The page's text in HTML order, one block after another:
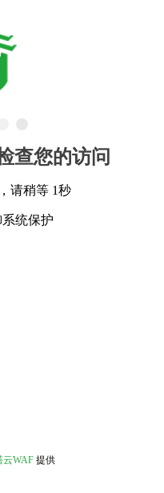
查您的访问
请稍等 1秒
统保护
云WAF 提供